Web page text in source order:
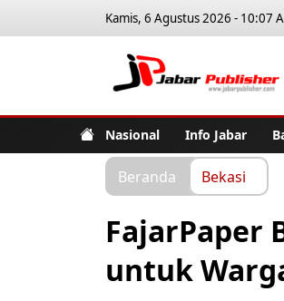
Kamis, 6 Agustus 2026 - 10:07
Nasional Info Jabar
Beranda Bekasi
FajarPaper
untuk